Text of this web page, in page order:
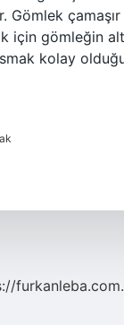
Gömlek
için gömleğin
kolay